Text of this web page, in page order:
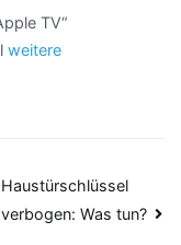
TV“
weitere
Haustürschlüssel
verbogen: Was tun?